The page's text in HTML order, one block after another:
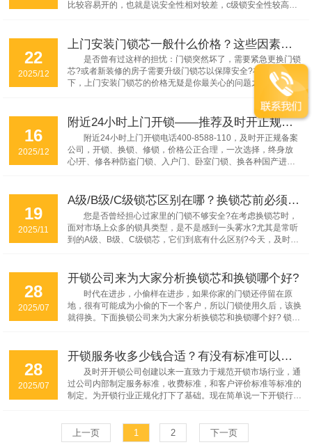
比较容易开的，也就是说安全性相对较差，c级锁安全性较高，
22
2025/12
上门安装门锁芯一般什么价格？这些因素你必须知道！
是否曾有过这样的担忧：门锁突然坏了，需要紧急更换门锁
芯?或者新装修的房子需要升级门锁芯以保障安全?在这种情况
下，上门安装门锁芯的价格无疑是你最关心的问题之一。今天，
及时开开锁公司为你揭秘影响这一价格的关键因素，并帮你理清
16
2025/12
附近24小时上门开锁——推荐及时开正规备案公司
附近24小时上门开锁电话400-8588-110，及时开正规备案
公司，开锁、换锁、修锁，价格公正合理，一次选择，终身放
心!开、修各种防盗门锁、入户门、卧室门锁、换各种国产进口
19
2025/11
A级/B级/C级锁芯区别在哪？换锁芯前必须知道的3件事
您是否曾经担心过家里的门锁不够安全?在考虑换锁芯时，
面对市场上众多的锁具类型，是不是感到一头雾水?尤其是常听
到的A级、B级、C级锁芯，它们到底有什么区别?今天，及时开
庭安全等级。...
28
2025/07
开锁公司来为大家分析换锁芯和换锁哪个好?
时代在进步，小偷样在进步，如果你家的门锁还停留在原
地，很有可能成为小偷的下一个客户，所以门锁使用久后，该换
就得换。下面换锁公司来为大家分析换锁芯和换锁哪个好? 锁
28
2025/07
开锁服务收多少钱合适？有没有标准可以衡量？
及时开开锁公司创建以来一直致力于规范开锁市场行业，通
过公司内部制定服务标准，收费标准，和客户评价标准等标准的
制定。为开锁行业正规化打下了基础。现在简单说一下开锁行业
上一页 1 2 下一页